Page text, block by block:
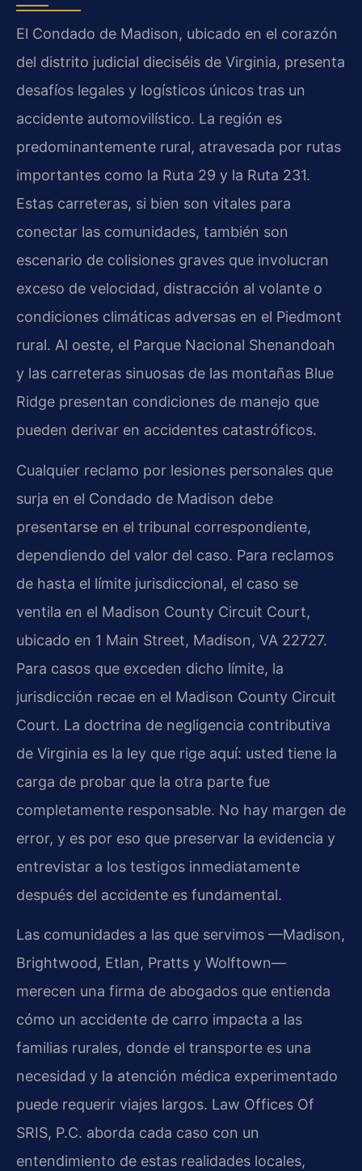
El Condado de Madison, ubicado en el corazón
del distrito judicial dieciséis de Virginia, presenta
desafíos legales y logísticos únicos tras un
accidente automovilístico. La región es
predominantemente rural, atravesada por rutas
importantes como la Ruta 29 y la Ruta 231.
Estas carreteras, si bien son vitales para
conectar las comunidades, también son
escenario de colisiones graves que involucran
exceso de velocidad, distracción al volante o
condiciones climáticas adversas en el Piedmont
rural. Al oeste, el Parque Nacional Shenandoah
y las carreteras sinuosas de las montañas Blue
Ridge presentan condiciones de manejo que
pueden derivar en accidentes catastróficos.
Cualquier reclamo por lesiones personales que
surja en el Condado de Madison debe
presentarse en el tribunal correspondiente,
dependiendo del valor del caso. Para reclamos
de hasta el límite jurisdiccional, el caso se
ventila en el Madison County Circuit Court,
ubicado en 1 Main Street, Madison, VA 22727.
Para casos que exceden dicho límite, la
jurisdicción recae en el Madison County Circuit
Court. La doctrina de negligencia contributiva
de Virginia es la ley que rige aquí: usted tiene la
carga de probar que la otra parte fue
completamente responsable. No hay margen de
error, y es por eso que preservar la evidencia y
entrevistar a los testigos inmediatamente
después del accidente es fundamental.
Las comunidades a las que servimos —Madison,
Brightwood, Etlan, Pratts y Wolftown—
merecen una firma de abogados que entienda
cómo un accidente de carro impacta a las
familias rurales, donde el transporte es una
necesidad y la atención médica experimentado
puede requerir viajes largos. Law Offices Of
SRIS, P.C. aborda cada caso con un
entendimiento de estas realidades locales,